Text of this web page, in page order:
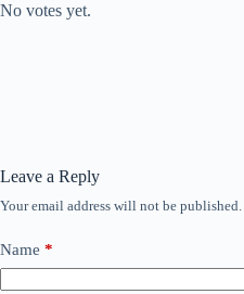
No votes yet.
Leave a Reply
Your email address will not be published.
Name *